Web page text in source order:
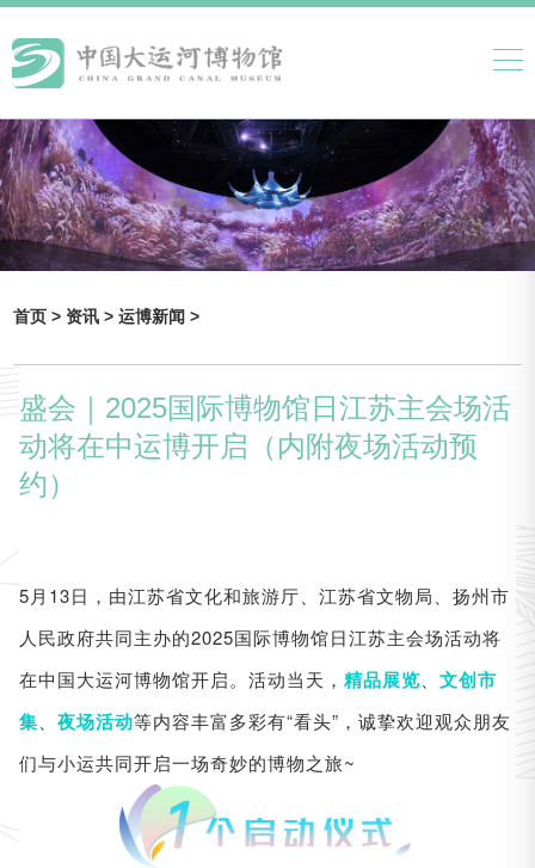
首页 >资讯 >运博新闻 >
盛会｜2025国际博物馆日江苏主会场活
动将在中运博开启（内附夜场活动预
约）
5月13日，由江苏省文化和旅游厅、江苏省文物局、扬州市
人民政府共同主办的2025国际博物馆日江苏主会场活动将
在中国大运河博物馆开启。活动当天， 精品展览 文创市
集 夜场活动等内容丰富多彩有“看头”，诚挚欢迎观众朋友
们与小运共同开启一场奇妙的博物之旅~